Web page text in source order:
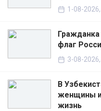
1-08-
флаг
3-08-
В
женщины и
жизнь